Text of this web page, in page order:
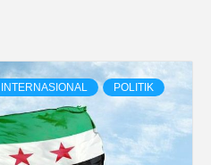
INTERNASIONAL POLITIK